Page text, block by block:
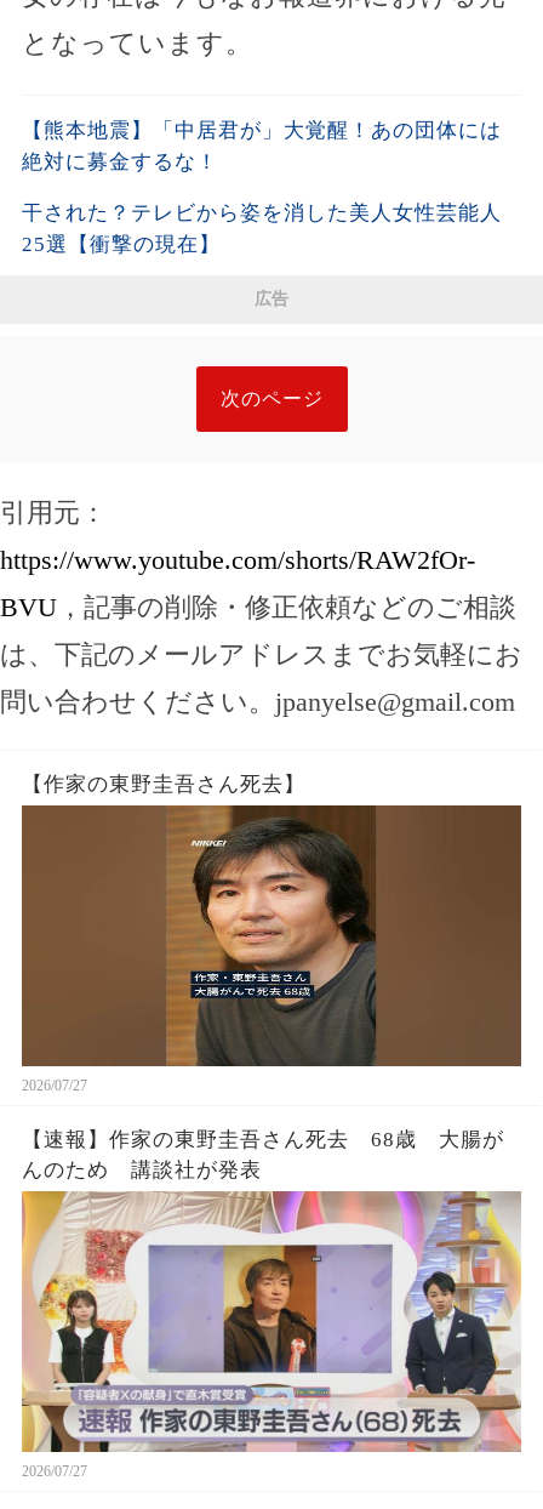
となっています。
【熊本地震】「中居君が」大覚醒！あの団体には
絶対に募金するな！
干された？テレビから姿を消した美人女性芸能人
25選【衝撃の現在】
広告
次のページ
引用元：
https://www.youtube.com/shorts/RAW2fOr-
BVU ，記事の削除・修正依頼などのご相談
は、下記のメールアドレスまでお気軽にお
問い合わせください。 jpanyelse@gmail.com
【作家の東野圭吾さん死去】
2026/07/27
【速報】作家の東野圭吾さん死去 68歳 大腸が
んのため 講談社が発表
2026/07/27